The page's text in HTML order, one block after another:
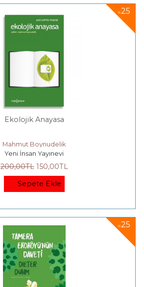
%25
Ekolojik Anayasa
Mahmut Boynudelik
Yeni İnsan Yayınevi
200,00TL 150,00TL
Sepete Ekle
%25